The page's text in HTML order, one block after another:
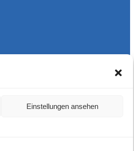
Einstellungen ansehen